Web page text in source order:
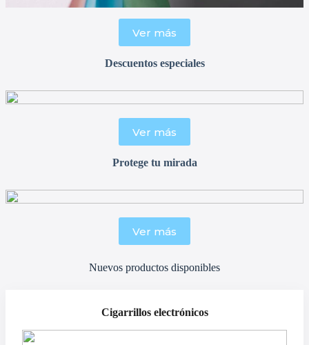
Ver más
Descuentos especiales
Ver más
Protege tu mirada
Ver más
Nuevos productos disponibles
Cigarrillos electrónicos